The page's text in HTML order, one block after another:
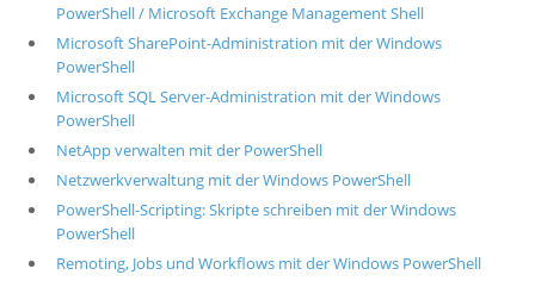
PowerShell / Microsoft Exchange Management Shell
Microsoft SharePoint-Administration mit der Windows
PowerShell
Microsoft SQL Server-Administration mit der Windows
PowerShell
NetApp verwalten mit der PowerShell
Netzwerkverwaltung mit der Windows PowerShell
PowerShell-Scripting: Skripte schreiben mit der Windows
PowerShell
Remoting, Jobs und Workflows mit der Windows PowerShell